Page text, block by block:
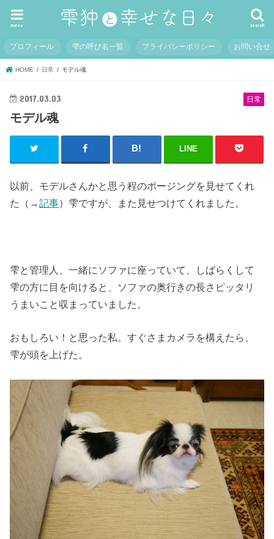
search
menu
プロフィール 雫の呼び名一覧 プライバシーポリシー お問い合せ
HOME 日常 モデル魂
日常
2017.03.03
モデル魂
LINE
以前、モデルさんかと思う程のポージングを見せてくれ
た（→記事）雫ですが、また見せつけてくれました。
雫と管理人、一緒にソファに座っていて、しばらくして
雫の方に目を向けると、ソファの奥行きの長さピッタリ
うまいこと収まっていました。
おもしろい！と思った私。すぐさまカメラを構えたら、
雫が頭を上げた。